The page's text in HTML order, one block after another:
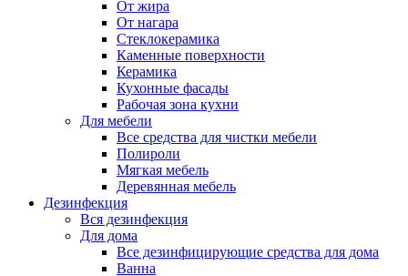
От жира
От нагара
Стеклокерамика
Каменные поверхности
Керамика
Кухонные фасады
Рабочая зона кухни
Для мебели
Все средства для чистки мебели
Полироли
Мягкая мебель
Деревянная мебель
Дезинфекция
Вся дезинфекция
Для дома
Все дезинфицирующие средства для дома
Ванна